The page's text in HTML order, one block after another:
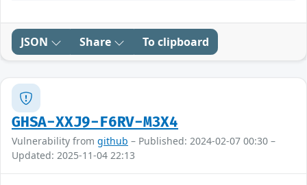
JSON Share To clipboard
GHSA-XXJ9-F6RV-M3X4
Vulnerability from github – Published: 2024-02-07 00:30 –
Updated: 2025-11-04 22:13